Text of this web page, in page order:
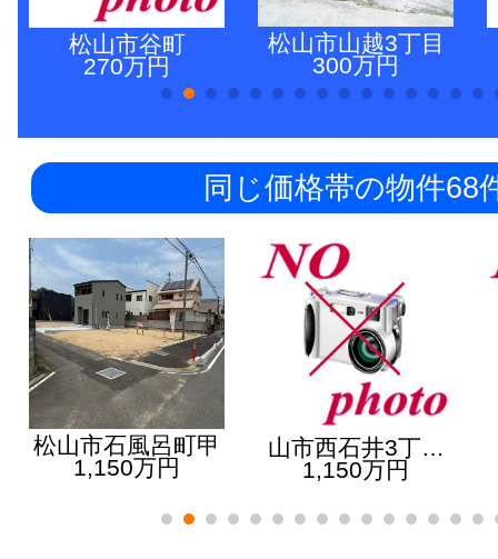
松山市谷町
270万円
松山市山越3丁目
300万円
同じ価格帯の物件68
松山市石風呂町甲
1,150万円
山市西石井3丁…
1,150万円